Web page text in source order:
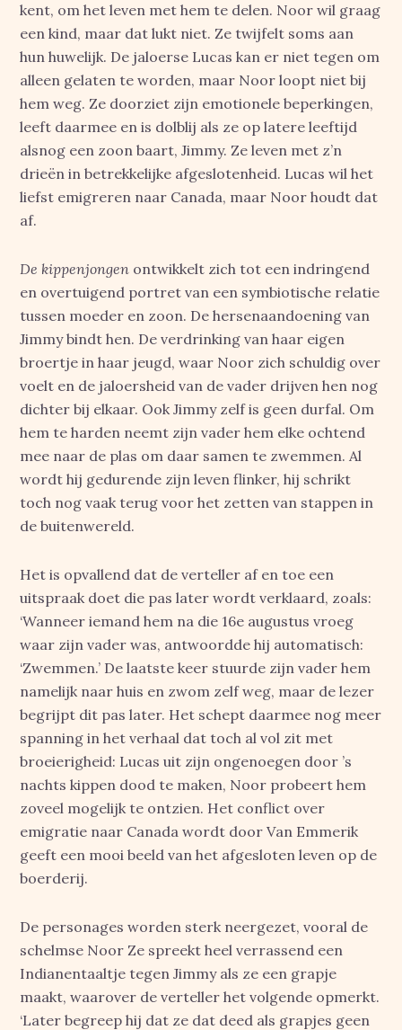
kent, om het leven met hem te delen. Noor wil graag
een kind, maar dat lukt niet. Ze twijfelt soms aan
hun huwelijk. De jaloerse Lucas kan er niet tegen om
alleen gelaten te worden, maar Noor loopt niet bij
hem weg. Ze doorziet zijn emotionele beperkingen,
leeft daarmee en is dolblij als ze op latere leeftijd
alsnog een zoon baart, Jimmy. Ze leven met z’n
drieën in betrekkelijke afgeslotenheid. Lucas wil het
liefst emigreren naar Canada, maar Noor houdt dat
af.
De kippenjongen ontwikkelt zich tot een indringend
en overtuigend portret van een symbiotische relatie
tussen moeder en zoon. De hersenaandoening van
Jimmy bindt hen. De verdrinking van haar eigen
broertje in haar jeugd, waar Noor zich schuldig over
voelt en de jaloersheid van de vader drijven hen nog
dichter bij elkaar. Ook Jimmy zelf is geen durfal. Om
hem te harden neemt zijn vader hem elke ochtend
mee naar de plas om daar samen te zwemmen. Al
wordt hij gedurende zijn leven flinker, hij schrikt
toch nog vaak terug voor het zetten van stappen in
de buitenwereld.
Het is opvallend dat de verteller af en toe een
uitspraak doet die pas later wordt verklaard, zoals:
‘Wanneer iemand hem na die 16e augustus vroeg
waar zijn vader was, antwoordde hij automatisch:
‘Zwemmen.’ De laatste keer stuurde zijn vader hem
namelijk naar huis en zwom zelf weg, maar de lezer
begrijpt dit pas later. Het schept daarmee nog meer
spanning in het verhaal dat toch al vol zit met
broeierigheid: Lucas uit zijn ongenoegen door ’s
nachts kippen dood te maken, Noor probeert hem
zoveel mogelijk te ontzien. Het conflict over
emigratie naar Canada wordt door Van Emmerik
geeft een mooi beeld van het afgesloten leven op de
boerderij.
De personages worden sterk neergezet, vooral de
schelmse Noor Ze spreekt heel verrassend een
Indianentaaltje tegen Jimmy als ze een grapje
maakt, waarover de verteller het volgende opmerkt.
‘Later begreep hij dat ze dat deed als grapjes geen